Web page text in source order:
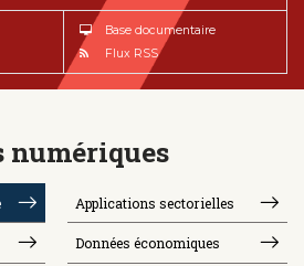
Base documentaire
Flux RSS
numériques
Applications sectorielles
Données économiques